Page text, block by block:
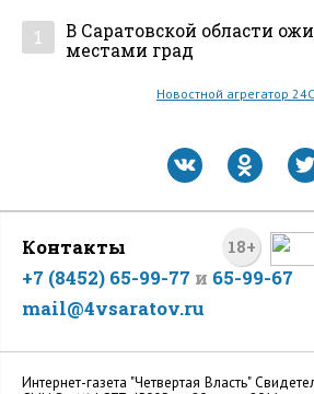
1
В Саратовской области
местами град
Новостной агрегатор
18+
Контакты
+7 (8452) 65-99-77 и 65-99-67
mail@4vsaratov.ru
Интернет-газета "Четвертая Власть"